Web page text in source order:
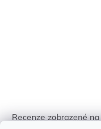
Recenze zobrazené